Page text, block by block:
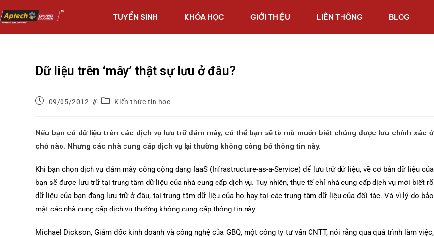
TUYỂN SINH KHÓA HỌC GIỚI THIỆU LIÊN THÔNG BLOG
Dữ liệu trên ‘mây’ thật sự lưu ở đâu?
09/05/2012 Kiến thức tin học
Nếu bạn có dữ liệu trên các dịch vụ lưu trữ đám mây, có thể bạn sẽ tò mò muốn biết chúng được lưu chính xác ở
chỗ nào. Nhưng các nhà cung cấp dịch vụ lại thường không công bố thông tin này.
Khi bạn chọn dịch vụ đám mây công cộng dạng IaaS (Infrastructure-as-a-Service) để lưu trữ dữ liệu, về cơ bản dữ liệu của
bạn sẽ được lưu trữ tại trung tâm dữ liệu của nhà cung cấp dịch vụ. Tuy nhiên, thực tế chỉ nhà cung cấp dịch vụ mới biết rõ
dữ liệu của bạn đang lưu trữ ở đâu, tại trung tâm dữ liệu của họ hay tại các trung tâm dữ liệu của đối tác. Và vì lý do bảo
mật các nhà cung cấp dịch vụ thường không cung cấp thông tin này.
Michael Dickson, Giám đốc kinh doanh và công nghệ của GBQ, một công ty tư vấn CNTT, nói rằng qua quá trình làm việc,